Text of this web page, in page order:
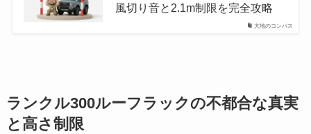
大地のコンパス
風切り音と2.1m制限を完全攻略
ランクル300ルーフラックの不都合な真実
と高さ制限